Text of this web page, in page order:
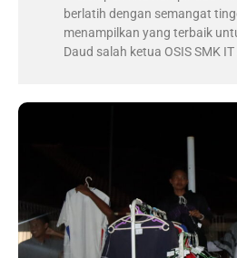
berlatih dengan semangat
menampilkan yang terbaik
Daud salah ketua OSIS SMK IT